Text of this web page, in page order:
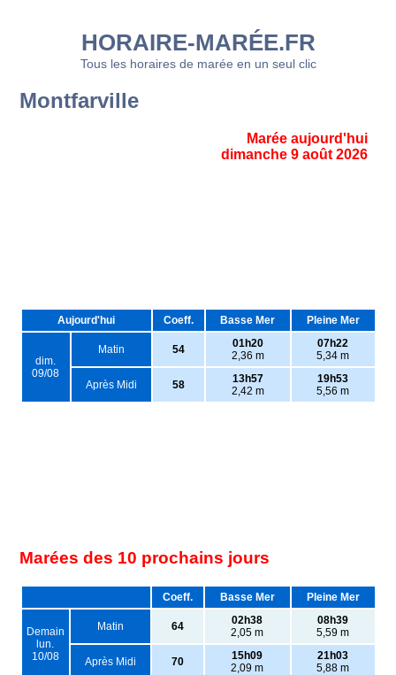
HORAIRE-MARÉE.FR
Tous les horaires de marée en un seul clic
Montfarville
Marée aujourd'hui
dimanche 9 août 2026
Aujourd'hui Coeff. Basse Mer Pleine Mer
dim.
09/08
Matin 54
01h20
2,36 m
07h22
5,34 m
Après Midi 58
13h57
2,42 m
19h53
5,56 m
Marées des 10 prochains jours
Coeff. Basse Mer Pleine Mer
Demain
lun.
10/08
Matin 64
02h38
2,05 m
08h39
5,59 m
Après Midi 70
15h09
2,09 m
21h03
5,88 m